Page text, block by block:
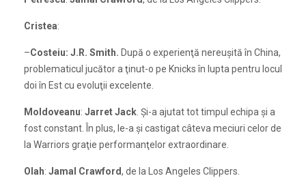
Cristea:
–Costeiu: J.R. Smith. După o experienţă nereuşită în China,
problematicul jucător a ţinut-o pe Knicks în lupta pentru locul
doi în Est cu evoluţii excelente.
Moldoveanu: Jarret Jack . Şi-a ajutat tot timpul echipa şi a
fost constant. În plus, le-a şi castigat câteva meciuri celor de
la Warriors graţie performanţelor extraordinare.
Olah: Jamal Crawford, de la Los Angeles Clippers.